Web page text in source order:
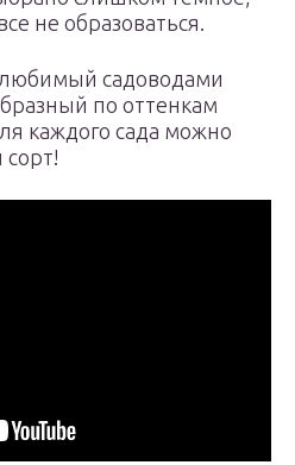
не образоваться.
садоводами
по оттенкам
каждого сада можно